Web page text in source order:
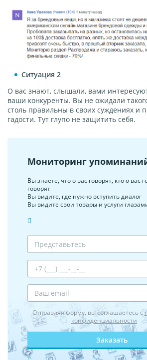
Ситуация 2
О вас знают, слышали, вами
ваши конкуренты. Вы не ожидали
столь правильны в своих суждениях и
гадости. Тут глупо не защитить себя.
Мониторинг
Вы знаете, что о вас говорят, кто о вас
говорят
Вы видите, где нужно вступить диалог
Вы видите свои товары и услуги
Отправляя форму, вы соглашаетесь с
конфиденциальности
Заказать